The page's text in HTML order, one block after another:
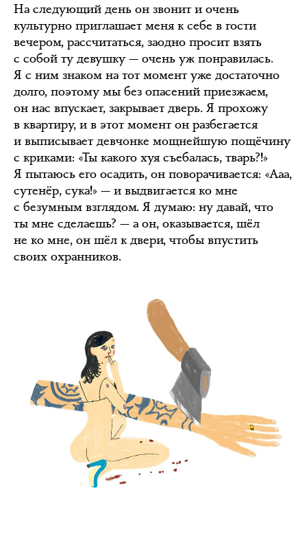
На следующий день он звонит и очень
культурно приглашает меня к себе в гости
вечером, рассчитаться, заодно просит взять
с собой ту девушку — очень уж понравилась.
Я с ним знаком на тот момент уже достаточно
долго, поэтому мы без опасений приезжаем,
он нас впускает, закрывает дверь. Я прохожу
в квартиру, и в этот момент он разбегается
и выписывает девчонке мощнейшую пощёчину
с криками: «Ты какого хуя съебалась, тварь?!»
Я пытаюсь его осадить, он поворачивается: «Ааа,
сутенёр, сука!» — и выдвигается ко мне
с безумным взглядом. Я думаю: ну давай, что
ты мне сделаешь? — а он, оказывается, шёл
не ко мне, он шёл к двери, чтобы впустить
своих охранников.